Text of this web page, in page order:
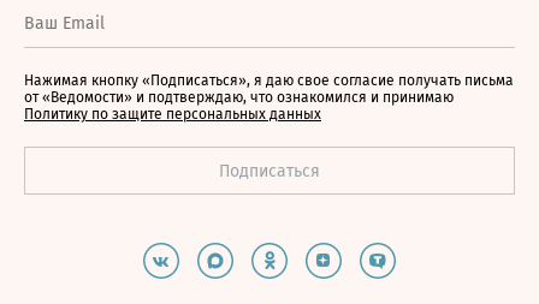
Нажимая кнопку «Подписаться», я даю свое согласие получать письма
от «Ведомости» и подтверждаю, что ознакомился и принимаю
Политику по защите персональных данных